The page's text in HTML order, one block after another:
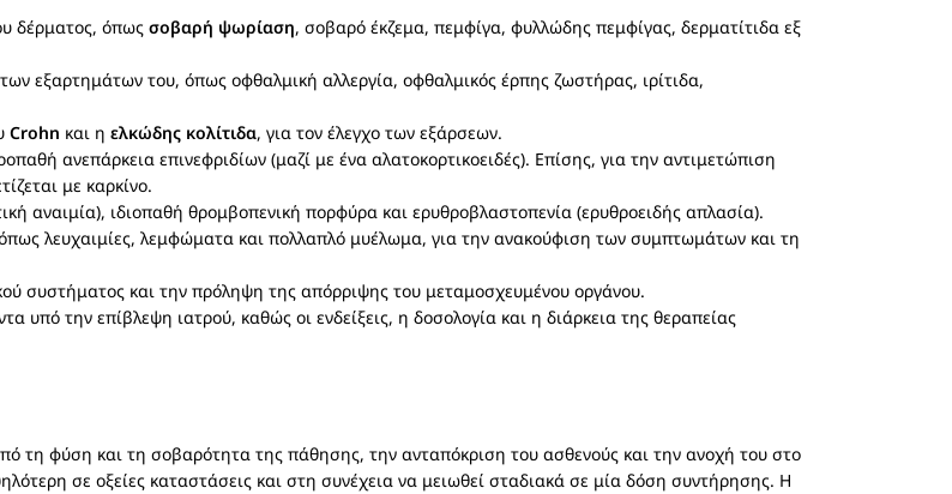
δέρματος, όπως σοβαρή ψωρίαση, σοβαρό έκζεμα, πεμφίγα, φυλλώδης πεμφίγας, δερματίτιδα εξ
εξαρτημάτων του, όπως οφθαλμική αλλεργία, οφθαλμικός έρπης ζωστήρας, ιρίτιδα,
Crohn και η ελκώδης κολίτιδα, για τον έλεγχο των εξάρσεων.
ανεπάρκεια επινεφριδίων (μαζί με ένα αλατοκορτικοειδές). Επίσης, για την αντιμετώπιση
με καρκίνο.
αναιμία), ιδιοπαθή θρομβοπενική πορφύρα και ερυθροβλαστοπενία (ερυθροειδής απλασία).
λευχαιμίες, λεμφώματα και πολλαπλό μυέλωμα, για την ανακούφιση των συμπτωμάτων και τη
συστήματος και την πρόληψη της απόρριψης του μεταμοσχευμένου οργάνου.
υπό την επίβλεψη ιατρού, καθώς οι ενδείξεις, η δοσολογία και η διάρκεια της θεραπείας
τη φύση και τη σοβαρότητα της πάθησης, την ανταπόκριση του ασθενούς και την ανοχή του στο
σε οξείες καταστάσεις και στη συνέχεια να μειωθεί σταδιακά σε μία δόση συντήρησης. Η